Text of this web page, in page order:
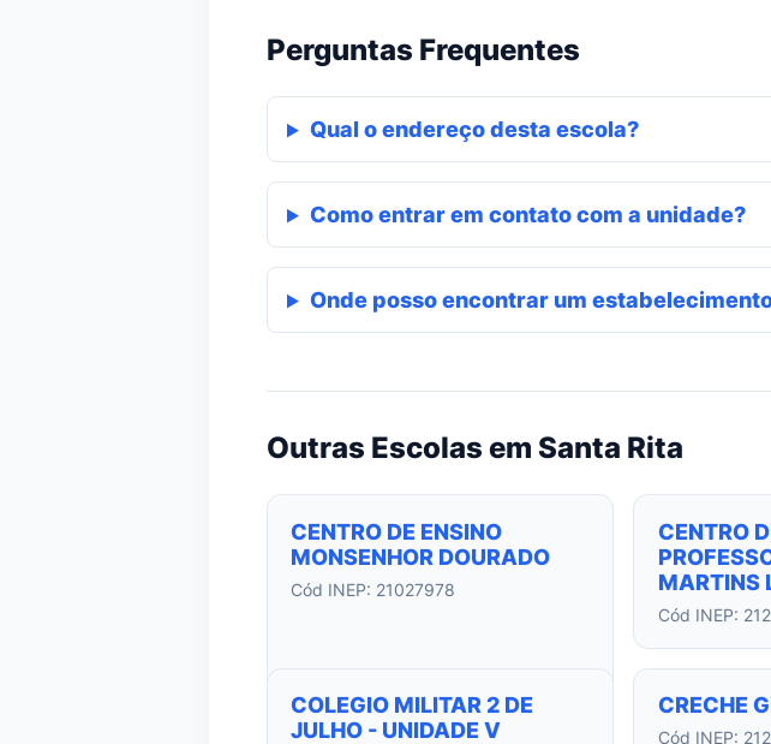
Perguntas Frequentes
Qual o endereço desta escola?
Como entrar em contato com a unidade?
Onde posso encontrar um
Outras Escolas em Santa Rita
CENTRO DE ENSINO
MONSENHOR DOURADO
Cód INEP: 21027978
CENTRO
MARTINS
Cód INEP:
COLEGIO MILITAR 2 DE
JULHO - UNIDADE V
CRECHE
Cód INEP: